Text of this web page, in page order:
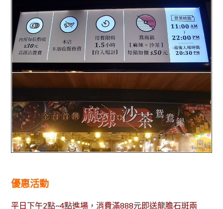
優惠活動
平日下午2點~4點進場，消費滿888元即送龍膽石斑兩